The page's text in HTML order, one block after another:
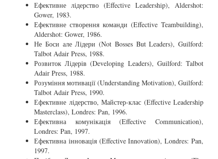
Ефективне лідерство (Effective Leadership), Aldershot:
Gower, 1983.
Ефективне створення команди (Effective Teambuilding),
Aldershot: Gower, 1986.
Не Боси але Лідери (Not Bosses But Leaders), Guilford:
Talbot Adair Press, 1988.
Розвиток Лідерів (Developing Leaders), Guilford: Talbot
Adair Press, 1988.
Розуміння мотивації (Understanding Motivation), Guilford:
Talbot Adair Press, 1990.
Ефективне лідерство, Майстер-клас (Effective Leadership
Masterclass), Londres: Pan, 1996.
Ефективна комунікація (Effective Communication),
Londres: Pan, 1997.
Ефективна інновація (Effective Innovation), Londres: Pan,
1997.